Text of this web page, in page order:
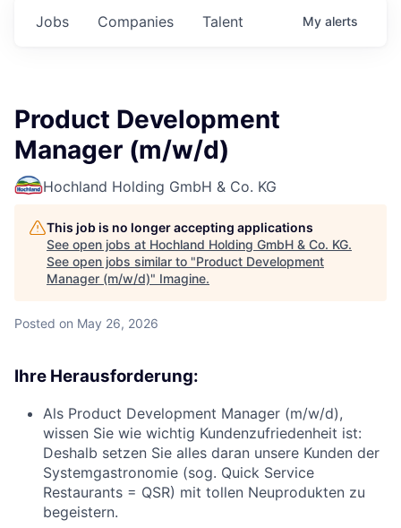
Jobs Companies Talent My alerts
Product Development
Manager (m/w/d)
Hochland Holding GmbH & Co. KG
This job is no longer accepting applications
See open jobs at Hochland Holding GmbH & Co. KG.
See open jobs similar to "Product Development
Manager (m/w/d)" Imagine.
Posted on May 26, 2026
Ihre Herausforderung:
Als Product Development Manager (m/w/d),
wissen Sie wie wichtig Kundenzufriedenheit ist:
Deshalb setzen Sie alles daran unsere Kunden der
Systemgastronomie (sog. Quick Service
Restaurants = QSR) mit tollen Neuprodukten zu
begeistern.